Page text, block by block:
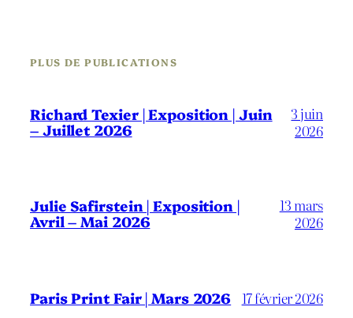
PLUS DE PUBLICATIONS
Richard Texier | Exposition | Juin
– Juillet 2026
3 juin
2026
Julie Safirstein | Exposition |
Avril – Mai 2026
13 mars
2026
Paris Print Fair | Mars 2026 17 février 2026